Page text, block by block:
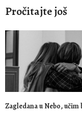
Pročitajte još
Zagledana u Nebo, učim